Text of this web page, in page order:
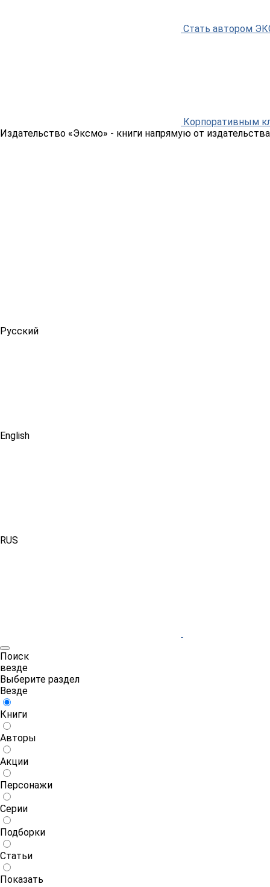
Стать автором
Корпоративным
Издательство «Эксмо» - книги напрямую от издательства
Русский
English
RUS
Поиск
везде
Выберите раздел
Везде
Книги
Авторы
Акции
Персонажи
Серии
Подборки
Статьи
Показать